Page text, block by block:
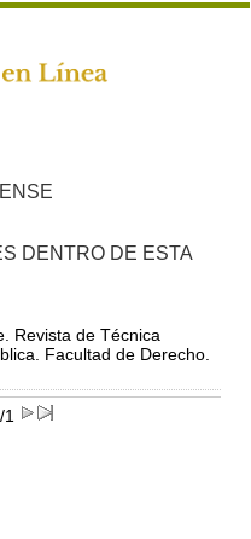
DENTRO DE ESTA
Revista de Técnica
Facultad de Derecho.